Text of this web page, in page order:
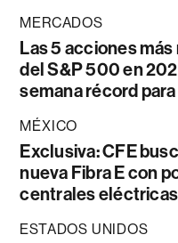
MERCADOS
Las 5 acciones
del S&P 500 en
semana récord
MÉXICO
Exclusiva: CFE
nueva Fibra E con
centrales eléctricas
ESTADOS UNIDOS